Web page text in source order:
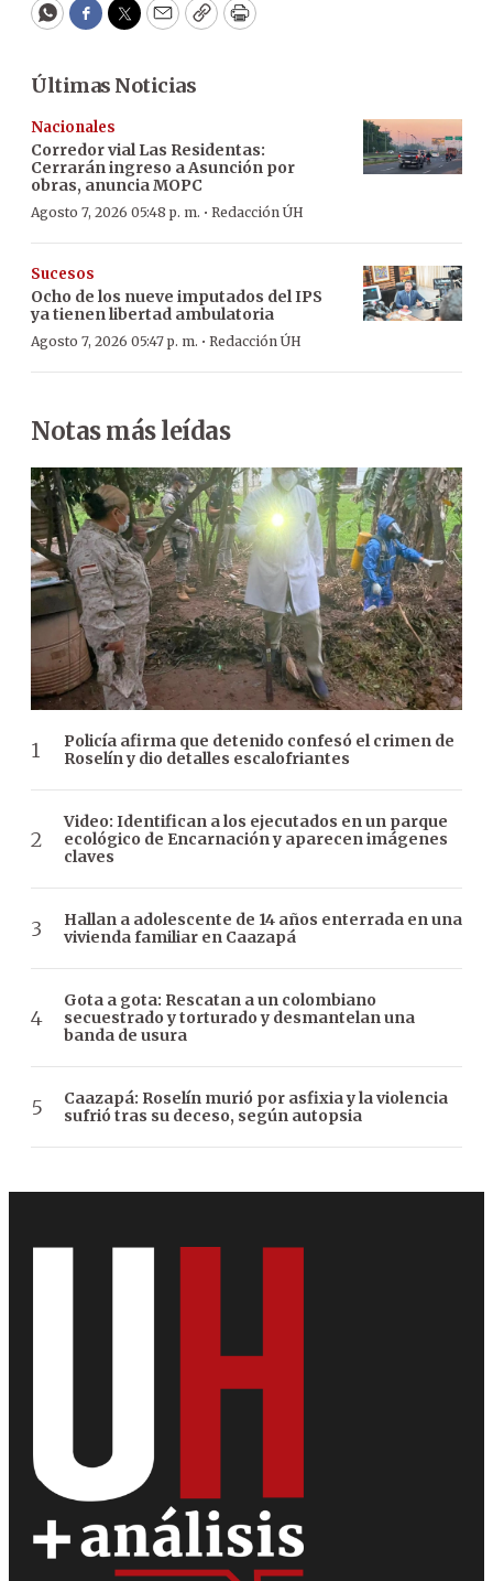
WhatsApp
Facebook
Twitter
EmailCopyPrint
Últimas Noticias
Nacionales
Corredor vial Las Residentas:
Cerrarán ingreso a Asunción por
obras, anuncia MOPC
Agosto 7, 2026 05:48 p. m. · Redacción ÚH
Sucesos
Ocho de los nueve imputados del IPS
ya tienen libertad ambulatoria
Agosto 7, 2026 05:47 p. m. · Redacción ÚH
Notas más leídas
Policía afirma que detenido confesó el crimen de
Roselín y dio detalles escalofriantes
Video: Identifican a los ejecutados en un parque
ecológico de Encarnación y aparecen imágenes
claves
Hallan a adolescente de 14 años enterrada en una
vivienda familiar en Caazapá
Gota a gota: Rescatan a un colombiano
secuestrado y torturado y desmantelan una
banda de usura
Caazapá: Roselín murió por asfixia y la violencia
sufrió tras su deceso, según autopsia